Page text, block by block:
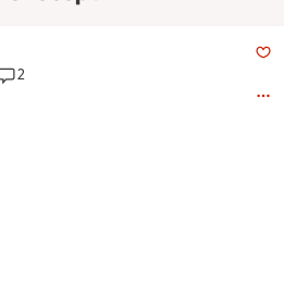
har 2 kommentarer
2